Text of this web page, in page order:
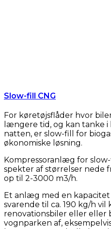
Slow-fill CNG
For køretøjsflåder hvor
længere tid, og kan tanke
natten, er slow-fill for
økonomiske løsning.
Kompressoranlæg for
spekter af størrelser nede
op til 2-3000 m3/h.
Et anlæg med en kapacitet
svarende til ca. 190 kg/h vil
renovationsbiler eller eller
vognparken af,